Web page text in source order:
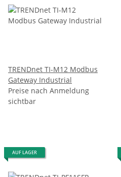
TRENDnet TI-M12 Modbus
Gateway Industrial
Preise nach Anmeldung
sichtbar
AUF LAGER